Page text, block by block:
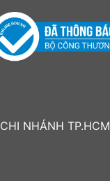
CHI NHÁNH TP.HCM